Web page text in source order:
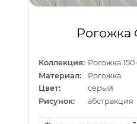
Рогожка
Коллекция: Рогожка 150
Материал:
Рогожка
Цвет:
серый
Рисунок:
абстракция